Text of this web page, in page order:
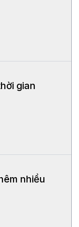
gian
nhiều